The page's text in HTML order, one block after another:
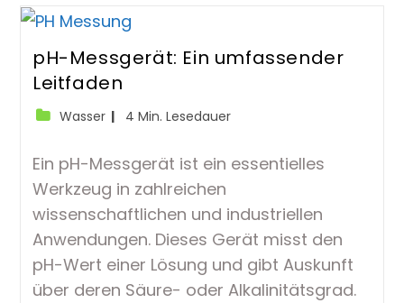
Geschichte,
Anwendungen
Und
Zukunftsaussichten
pH-Messgerät: Ein umfassender
Leitfaden
Beitrags-
Wasser Lesedauer:
4 Min. Lesedauer
Ein pH-Messgerät ist ein essentielles
Werkzeug in zahlreichen
wissenschaftlichen und industriellen
Anwendungen. Dieses Gerät misst den
pH-Wert einer Lösung und gibt Auskunft
über deren Säure- oder Alkalinitätsgrad.